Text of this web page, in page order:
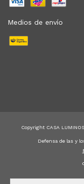
Medios de envío
Copyright CASA
Defensa de las y